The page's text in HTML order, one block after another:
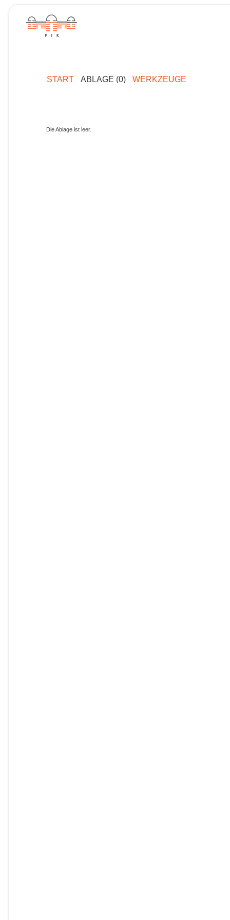
START ABLAGE (0) WERKZEUGE
Die Ablage ist leer.